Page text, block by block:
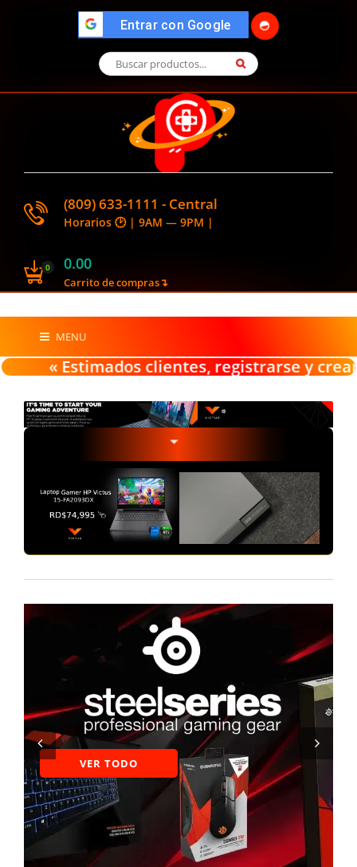
Entrar con Google 🌓
(809) 633-1111 - Central
Horarios 🕑 | 9AM — 9PM |
0 0.00
Carrito de compras↴
MENU
« Estimados clientes, registrarse y crear
VER TODO